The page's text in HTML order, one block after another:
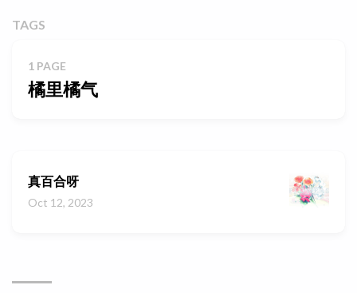
TAGS
1 PAGE
橘里橘气
真百合呀
Oct 12, 2023